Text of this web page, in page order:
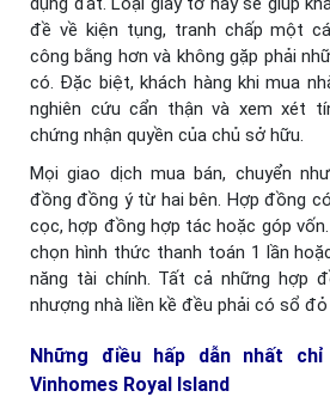
đề về kiện tụng, tranh chấp một
công bằng hơn và không gặp phải
có. Đặc biệt, khách hàng khi mua
nghiên cứu cẩn thận và xem xét
chứng nhận quyền của chủ sở hữu.
Mọi giao dịch mua bán, chuyển
đồng đồng ý từ hai bên. Hợp đồng
cọc, hợp đồng hợp tác hoặc góp
chọn hình thức thanh toán 1 lần
năng tài chính. Tất cả những hợp
nhượng nhà liền kề đều phải có sổ
Những điều hấp dẫn nhất
Vinhomes Royal Island